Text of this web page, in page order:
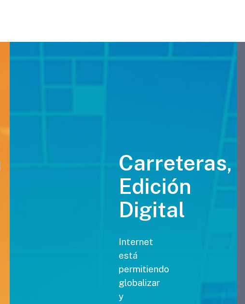
Carreteras,
Edición
Digital
Internet
está
permitiendo
globalizar
y